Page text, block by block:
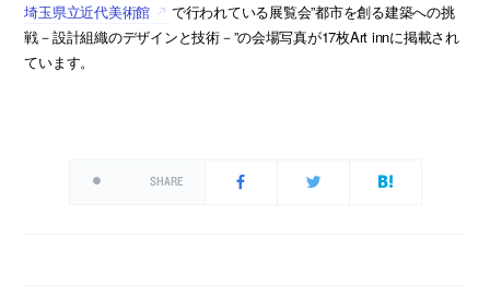
埼玉県立近代美術館
で行われている展覧会”都市を創る建築への挑
戦－設計組織のデザインと技術－”の会場写真が17枚Art innに掲載され
ています。
SHARE